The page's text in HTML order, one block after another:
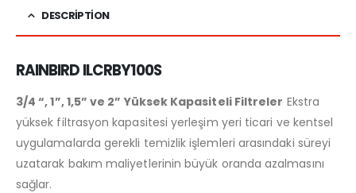
DESCRIPTION
RAINBIRD ILCRBY100S
3/4 “, 1”, 1,5” ve 2” Yüksek Kapasiteli Filtreler Ekstra
yüksek filtrasyon kapasitesi yerleşim yeri ticari ve kentsel
uygulamalarda gerekli temizlik işlemleri arasındaki süreyi
uzatarak bakım maliyetlerinin büyük oranda azalmasını
sağlar.